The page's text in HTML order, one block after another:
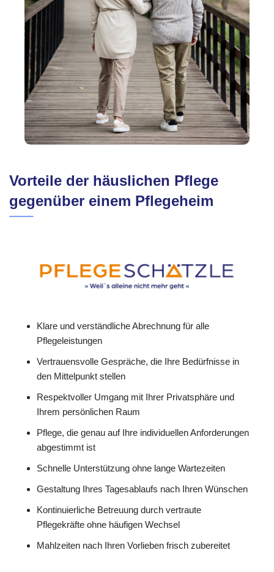
Vorteile der häuslichen Pflege
gegenüber einem Pflegeheim
Klare und verständliche Abrechnung für alle
Pflegeleistungen
Vertrauensvolle Gespräche, die Ihre Bedürfnisse in
den Mittelpunkt stellen
Respektvoller Umgang mit Ihrer Privatsphäre und
Ihrem persönlichen Raum
Pflege, die genau auf Ihre individuellen Anforderungen
abgestimmt ist
Schnelle Unterstützung ohne lange Wartezeiten
Gestaltung Ihres Tagesablaufs nach Ihren Wünschen
Kontinuierliche Betreuung durch vertraute
Pflegekräfte ohne häufigen Wechsel
Mahlzeiten nach Ihren Vorlieben frisch zubereitet